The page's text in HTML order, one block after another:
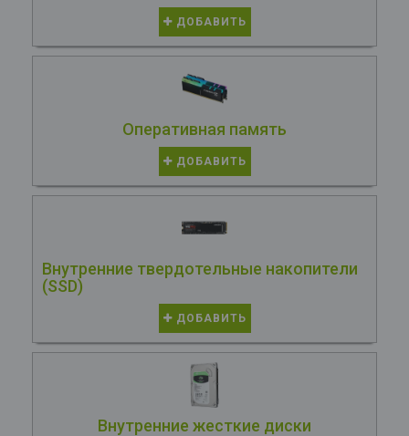
ДОБАВИТЬ
Оперативная память
ДОБАВИТЬ
Внутренние твердотельные накопители
(SSD)
ДОБАВИТЬ
Внутренние жесткие диски